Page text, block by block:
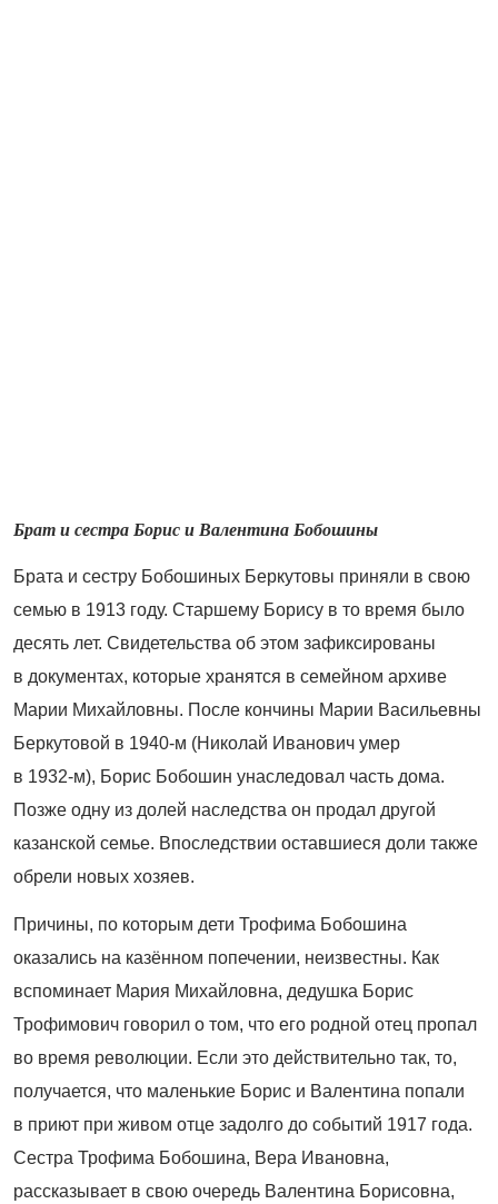
Брат и сестра Борис и Валентина Бобошины
Брата и сестру Бобошиных Беркутовы приняли в свою
семью в 1913 году. Старшему Борису в то время было
десять лет. Свидетельства об этом зафиксированы
в документах, которые хранятся в семейном архиве
Марии Михайловны. После кончины Марии Васильевны
Беркутовой в 1940-м (Николай Иванович умер
в 1932‑м), Борис Бобошин унаследовал часть дома.
Позже одну из долей наследства он продал другой
казанской семье. Впоследствии оставшиеся доли также
обрели новых хозяев.
Причины, по которым дети Трофима Бобошина
оказались на казённом попечении, неизвестны. Как
вспоминает Мария Михайловна, дедушка Борис
Трофимович говорил о том, что его родной отец пропал
во время революции. Если это действительно так, то,
получается, что маленькие Борис и Валентина попали
в приют при живом отце задолго до событий 1917 года.
Сестра Трофима Бобошина, Вера Ивановна,
рассказывает в свою очередь Валентина Борисовна,